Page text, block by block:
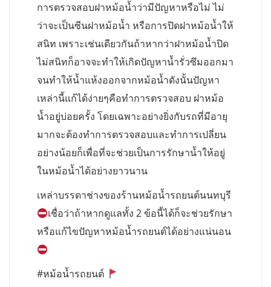
การตรวจสอบฝาหม้อน้ำว่ามีปัญหาหรือไม่ ไม่
ว่าจะเป็นซีนฝาหม้อน้ำ หรือการปิดฝาหม้อน้ำให้
สนิท เพราะเช่นเดียวกันถ้าหากว่าฝาหม้อน้ำปิด
ไม่สนิทก็อาจจะทำให้เกิดปัญหาน้ำรั่วซึมออกมา
จนทำให้น้ำแห้งออกจากหม้อน้ำดังนั้นปัญหา
เหล่านี้แก้ได้ง่ายๆคือทำการตรวจสอบ ฝาหม้อ
น้ำอยู่บ่อยครั้ง โดยเฉพาะอย่างยิ่งกับรถที่มีอายุ
มากจะต้องทำการตรวจสอบและทำการเปลี่ยน
อย่างน้อยก็เพื่อที่จะช่วยเป็นการรักษาน้ำให้อยู่
ในหม้อน้ำได้อย่างยาวนาน
เหล่าบรรดาช่างของร้านหม้อน้ำรถยนต์นนทบุรี
เชื่อว่าถ้าหากดูแลทั้ง 2 ข้อนี้ได้ก็จะช่วยรักษา
หรือแก้ไขปัญหาหม้อน้ำรถยนต์ได้อย่างแน่นอน
#หม้อน้ำรถยนต์